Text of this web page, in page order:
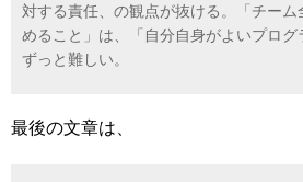
対する責任、の観点が抜ける。「チー
めること」は、「自分自身がよいプログ
ずっと難しい。
最後の文章は、